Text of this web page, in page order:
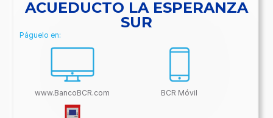
/BancoBCR-
Contenido/Conectividades/Acueductos
ACUEDUCTO LA ESPERANZA
SUR
Páguelo en:
www.BancoBCR.com BCR Móvil